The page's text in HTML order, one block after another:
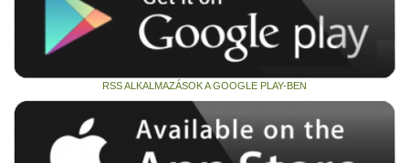
RSS ALKALMAZÁSOK A GOOGLE PLAY-BEN